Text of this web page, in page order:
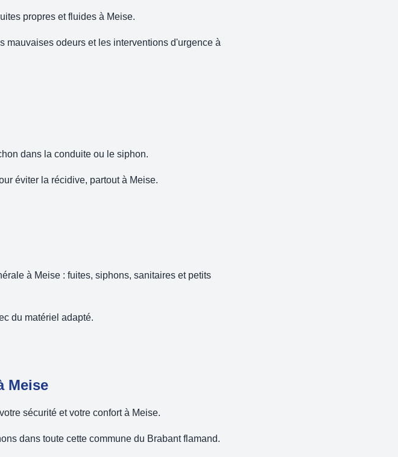
propres et fluides à Meise.
mauvaises odeurs et les interventions d'urgence à
dans la conduite ou le siphon.
éviter la récidive, partout à Meise.
à Meise : fuites, siphons, sanitaires et petits
du matériel adapté.
Meise
sécurité et votre confort à Meise.
dans toute cette commune du Brabant flamand.